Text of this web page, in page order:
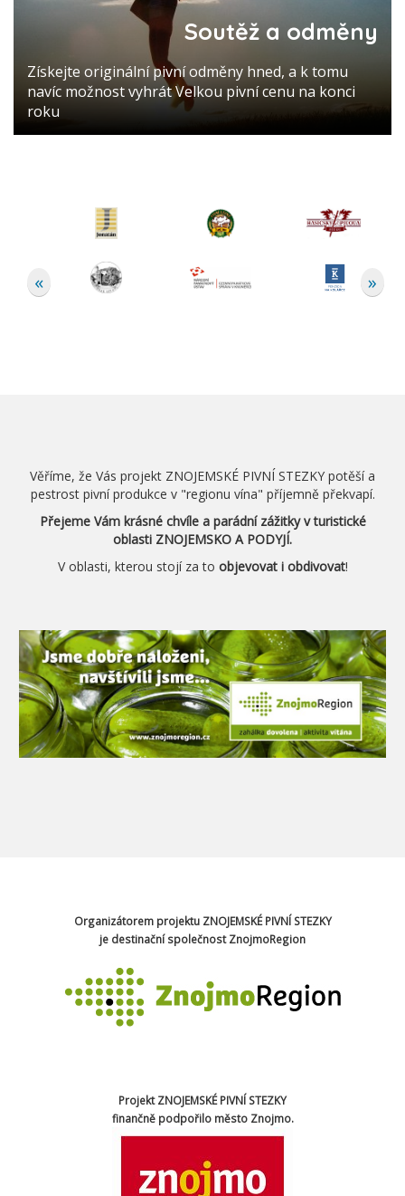
Soutěž a odměny
Získejte originální pivní odměny hned, a k tomu
navíc možnost vyhrát Velkou pivní cenu na konci
roku
« »
Věříme, že Vás projekt ZNOJEMSKÉ PIVNÍ STEZKY potěší a
pestrost pivní produkce v "regionu vína" příjemně překvapí.
Přejeme Vám krásné chvíle a parádní zážitky v turistické
oblasti ZNOJEMSKO A PODYJÍ.
V oblasti, kterou stojí za to objevovat i obdivovat!
Organizátorem projektu ZNOJEMSKÉ PIVNÍ STEZKY
je destinační společnost ZnojmoRegion
Projekt ZNOJEMSKÉ PIVNÍ STEZKY
finančně podpořilo město Znojmo.